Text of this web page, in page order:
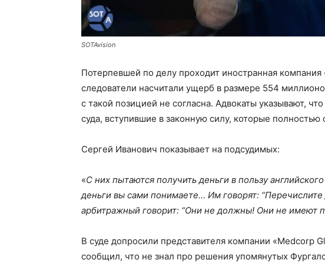
SOTAvision
Потерпевшей по делу проходит иностранная компания
следователи насчитали ущерб в размере 554
с такой позицией не согласна. Адвокаты указывают,
суда, вступившие в законную силу, которые
Сергей Иванович показывает на подсудимых:
«С них пытаются получить деньги в пользу
деньги вы сами понимаете… Им говорят:
арбитражный говорит: “Они не должны! Они не имеют
В суде допросили представителя компании «Medcorp
сообщил, что не знал про решения упомянутых